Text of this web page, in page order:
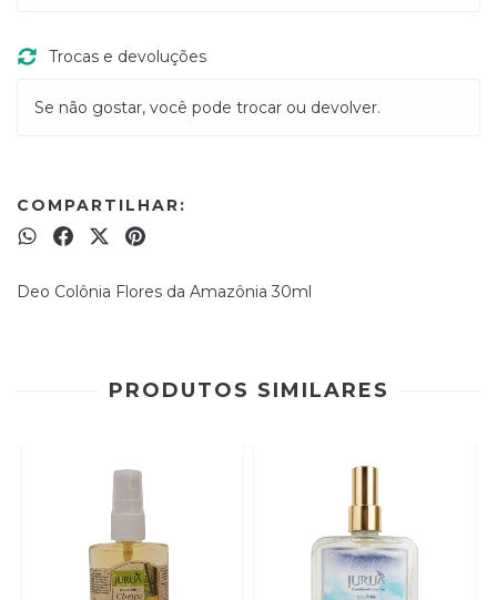
Trocas e devoluções
Se não gostar, você pode trocar ou devolver.
COMPARTILHAR:
Deo Colônia Flores da Amazônia 30ml
PRODUTOS SIMILARES